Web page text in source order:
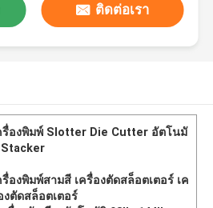
ติดต่อเรา
รื่องพิมพ์ Slotter Die Cutter อัตโนมั
รื่องพิมพ์สามสี เครื่องตัดสล็อตเตอร์ เค
งตัดสล็อตเตอร์